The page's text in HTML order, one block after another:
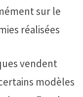
sur le
réalisées
vendent
modèles